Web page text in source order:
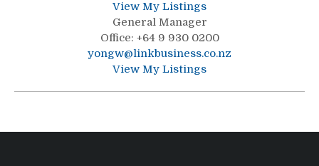
View My Listings
General Manager
Office: +64 9 930 0200
yongw@linkbusiness.co.nz
View My Listings